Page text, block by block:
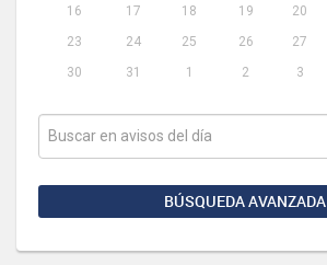
16
17 18 19 20
23
24 25 26 27
30
31 1 2 3
BÚSQUEDA AVANZADA